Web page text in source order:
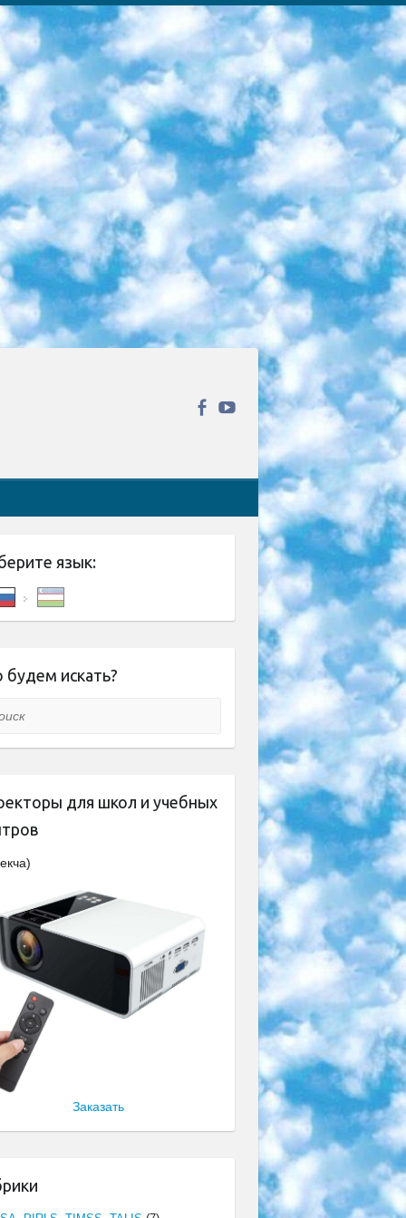
из различных научных изданий. Сгруппированные по журналам и рубрикам публикации можно читать онлайн или скачивать целиком в PDF-формате. Проект нацелен на популяризацию науки за счёт открытого доступа к качественной информации. 6. «ПостНаука» На этом ресурсе публикуют подборки видеолекций, составленные экспертами из разных отраслей и объединённые общими темами. Среди них, к примеру, есть серии «Биоинформатика и геномика», «Культура средневековой Скандинавии» и Cinema Studies о теории кино. Каждая подборка лекций — логически связанная история, рассказанная экспертом от первого лица. Кроме того, на сайте появляются научно-образовательные статьи и тесты на разные темы. 7. «Newочём» Команда проекта «Newочём» отбирает самые интересные тексты из англоязычных СМИ и переводит те из них, за которые голосуют участники сообщества «ВКонтакте». По большей части это научно-популярные статьи. Редакторы придумывают лишь заголовки, в остальном содержание переводов соответствует оригиналам. Полные тексты можно читать прямо в социальной сети. 8. InternetUrok Онлайн-база материалов по основным дисциплинам школьной программы. Информация на сайте структурирована по классам, предметам и темам (урокам). Каждый урок состоит из видеолекций и конспектов. Есть также интерактивные тренажёры и тесты для закрепления пройденного материала. Даже если вы давно окончили школу, возможность повторить программу старших классов всегда может пригодиться. 9. Edutainme Ещё один ресурс об образовании. В отличие от Newtonew, как мне кажется, Edutainme больше ориентируется на представителей индустрии: педагогов, предпринимателей, разработчиков образовательных проектов. Но и любой, кто просто стремится к саморазвитию, найдёт на сайте много полезного и интересного для себя. Например, информацию о новых курсах и образовательных сервисах. 10. Newtonew Онлайн-медиа об образовании и обучении в широком смысле. Авторы Newtonew пишут об инструментах, заведениях, тактиках и стратегиях, которые помогают учить других и получать новые знания самостоятельно. На этой площадке вы найдёте новости, обзоры, аналитические мат
язык:
будем искать?
для школ и учебных
Заказать